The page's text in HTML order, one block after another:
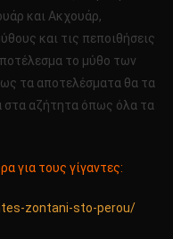
και Aκχουάρ,
και τις πεποιθήσεις
το μύθο των
τα αποτελέσματα θα τα
στα αζήτητα όπως όλα τα
για τους γίγαντες:
zontani-sto-perou/